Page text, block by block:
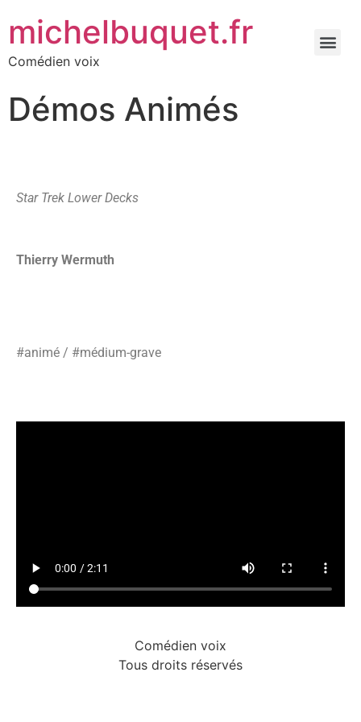
michelbuquet.fr
Comédien voix
Démos Animés
Star Trek Lower Decks
Thierry Wermuth
#animé / #médium-grave
Comédien voix
Tous droits réservés